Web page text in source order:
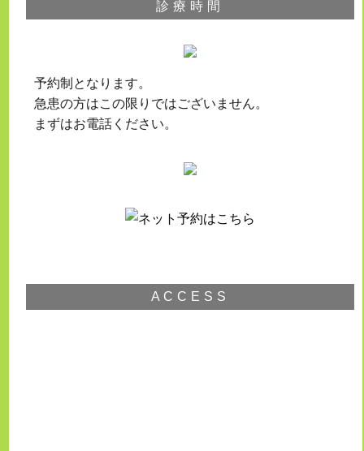
診療時間
予約制となります。
急患の方はこの限りではございません。
まずはお電話ください。
ACCESS